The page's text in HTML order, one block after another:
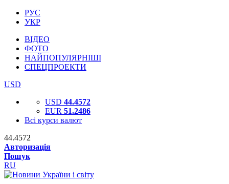
РУС
УКР
ВІДЕО
ФОТО
НАЙПОПУЛЯРНІШІ
СПЕЦПРОЕКТИ
USD
USD 44.4572
EUR 51.2486
Всі курси валют
44.4572
Авторизація
Пошук
RU